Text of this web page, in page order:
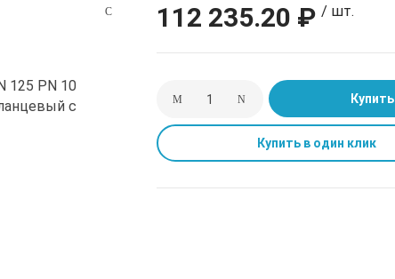
112 235.20 ₽ / шт.
Купить
Купить в один клик